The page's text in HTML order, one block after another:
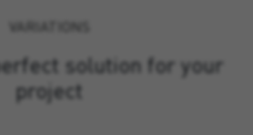
VARIATIONS
solution for your
project